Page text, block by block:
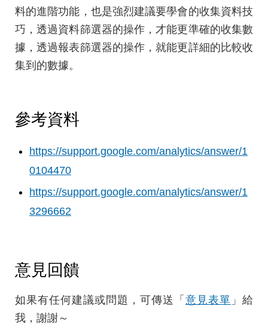
料的進階功能，也是強烈建議要學會的收集資料技
巧，透過資料篩選器的操作，才能更準確的收集數
據，透過報表篩選器的操作，就能更詳細的比較收
集到的數據。
參考資料
https://support.google.com/analytics/answer/1
0104470
https://support.google.com/analytics/answer/1
3296662
意見回饋
如果有任何建議或問題，可傳送「 意見表單 」給
我，謝謝～